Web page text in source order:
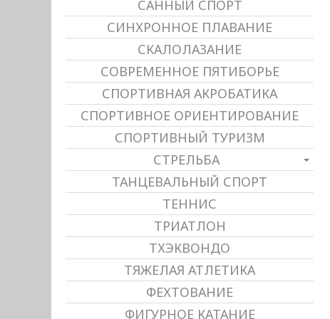
САННЫЙ СПОРТ
СИНХРОННОЕ ПЛАВАНИЕ
СКАЛОЛАЗАНИЕ
СОВРЕМЕННОЕ ПЯТИБОРЬЕ
СПОРТИВНАЯ АКРОБАТИКА
СПОРТИВНОЕ ОРИЕНТИРОВАНИЕ
СПОРТИВНЫЙ ТУРИЗМ
СТРЕЛЬБА
ТАНЦЕВАЛЬНЫЙ СПОРТ
ТЕННИС
ТРИАТЛОН
ТХЭКВОНДО
ТЯЖЕЛАЯ АТЛЕТИКА
ФЕХТОВАНИЕ
ФИГУРНОЕ КАТАНИЕ